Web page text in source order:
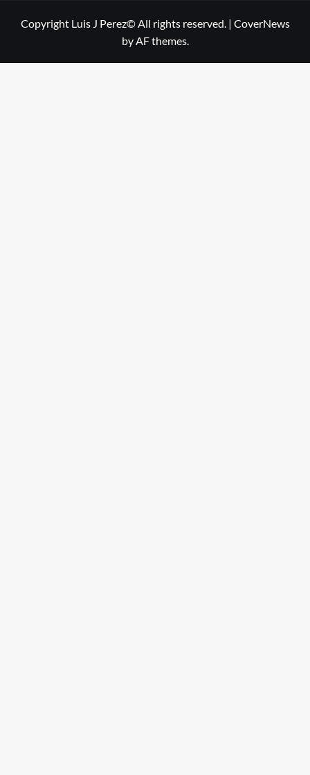
Copyright Luis J Perez© All rights reserved. | CoverNews
by AF themes.